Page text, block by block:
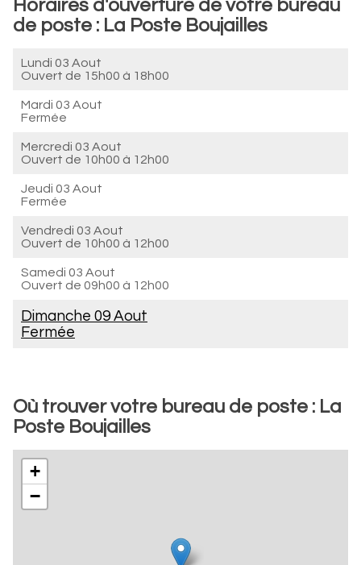
Horaires d'ouverture de votre bureau
de poste : La Poste Boujailles
Lundi 03 Aout
Ouvert de 15h00 à 18h00
Mardi 03 Aout
Fermée
Mercredi 03 Aout
Ouvert de 10h00 à 12h00
Jeudi 03 Aout
Fermée
Vendredi 03 Aout
Ouvert de 10h00 à 12h00
Samedi 03 Aout
Ouvert de 09h00 à 12h00
Dimanche 09 Aout
Fermée
Où trouver votre bureau de poste : La
Poste Boujailles
+
−